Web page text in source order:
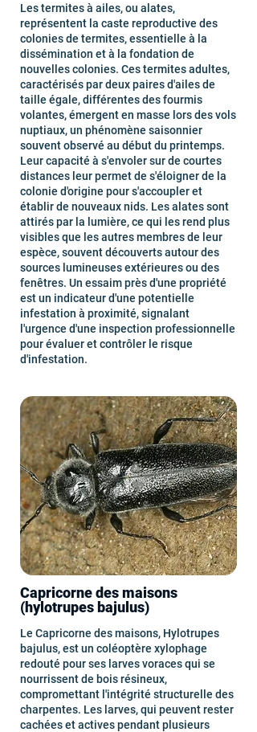
Les termites à ailes, ou alates,
représentent la caste reproductive des
colonies de termites, essentielle à la
dissémination et à la fondation de
nouvelles colonies. Ces termites adultes,
caractérisés par deux paires d'ailes de
taille égale, différentes des fourmis
volantes, émergent en masse lors des vols
nuptiaux, un phénomène saisonnier
souvent observé au début du printemps.
Leur capacité à s'envoler sur de courtes
distances leur permet de s'éloigner de la
colonie d'origine pour s'accoupler et
établir de nouveaux nids. Les alates sont
attirés par la lumière, ce qui les rend plus
visibles que les autres membres de leur
espèce, souvent découverts autour des
sources lumineuses extérieures ou des
fenêtres. Un essaim près d'une propriété
est un indicateur d'une potentielle
infestation à proximité, signalant
l'urgence d'une inspection professionnelle
pour évaluer et contrôler le risque
d'infestation.
Capricorne des maisons
(hylotrupes bajulus)
Le Capricorne des maisons, Hylotrupes
bajulus, est un coléoptère xylophage
redouté pour ses larves voraces qui se
nourrissent de bois résineux,
compromettant l'intégrité structurelle des
charpentes. Les larves, qui peuvent rester
cachées et actives pendant plusieurs